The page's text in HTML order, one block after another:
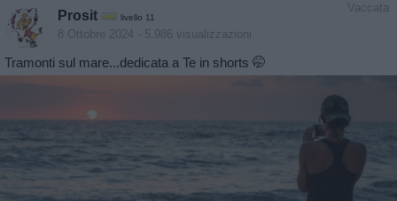
Vaccata
Prosit livello 11
8 Ottobre 2024 - 5.986 visualizzazioni
Tramonti sul mare...dedicata a Te in shorts 🤭